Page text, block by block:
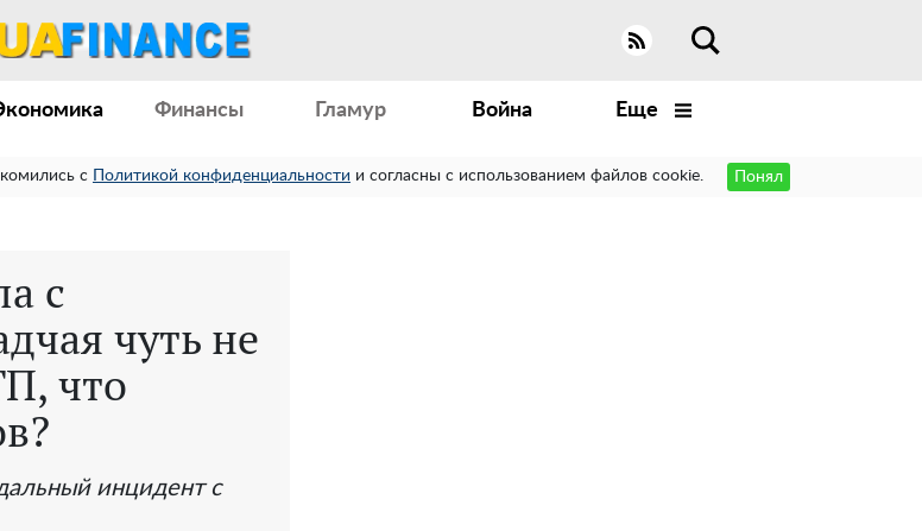
Финансы Гламур Война Еще
с Политикой конфиденциальности и согласны с использованием файлов cookie. Понял
с
чуть не
что
инцидент с